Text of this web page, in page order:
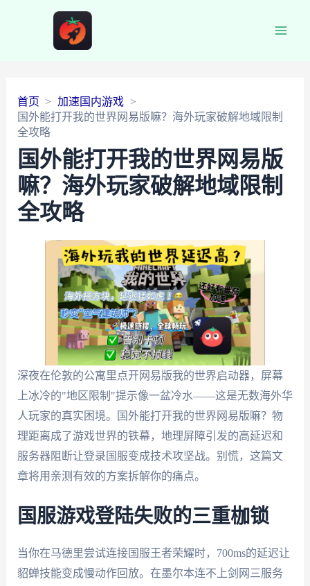
首页
加速国内游戏
国外能打开我的世界网易版嘛？海外玩家破解地域限制
全攻略
国外能打开我的世界网易版
嘛？海外玩家破解地域限制
全攻略
深夜在伦敦的公寓里点开网易版我的世界启动器，屏幕
上冰冷的"地区限制"提示像一盆冷水——这是无数海外华
人玩家的真实困境。国外能打开我的世界网易版嘛？物
理距离成了游戏世界的铁幕，地理屏障引发的高延迟和
服务器阻断让登录国服变成技术攻坚战。别慌，这篇文
章将用亲测有效的方案拆解你的痛点。
国服游戏登陆失败的三重枷锁
当你在马德里尝试连接国服王者荣耀时，700ms的延迟让
貂蝉技能变成慢动作回放。在墨尔本连不上剑网三服务